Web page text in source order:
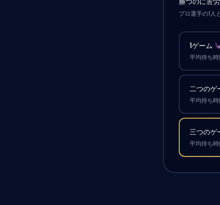
プロ選手の1人
1ゲーム
平均待ち
二つのゲ
平均待ち
三つのゲ
平均待ち